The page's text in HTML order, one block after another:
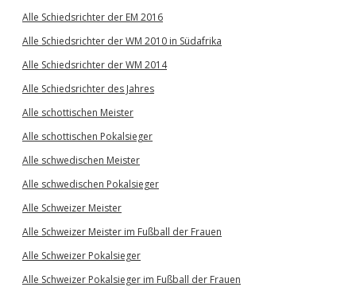
Alle Schiedsrichter der EM 2016
Alle Schiedsrichter der WM 2010 in Südafrika
Alle Schiedsrichter der WM 2014
Alle Schiedsrichter des Jahres
Alle schottischen Meister
Alle schottischen Pokalsieger
Alle schwedischen Meister
Alle schwedischen Pokalsieger
Alle Schweizer Meister
Alle Schweizer Meister im Fußball der Frauen
Alle Schweizer Pokalsieger
Alle Schweizer Pokalsieger im Fußball der Frauen